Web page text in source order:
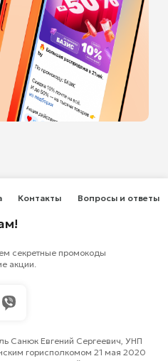
Контакты Вопросы и ответы
секретные промокоды
акции.
Санюк Евгений Сергеевич, УНП
горисполкомом 21 мая 2020